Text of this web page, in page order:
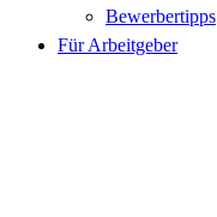
Bewerbertipps
Für Arbeitgeber